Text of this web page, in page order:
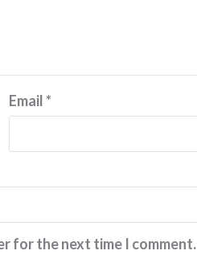
Email*
for the next time I comment.